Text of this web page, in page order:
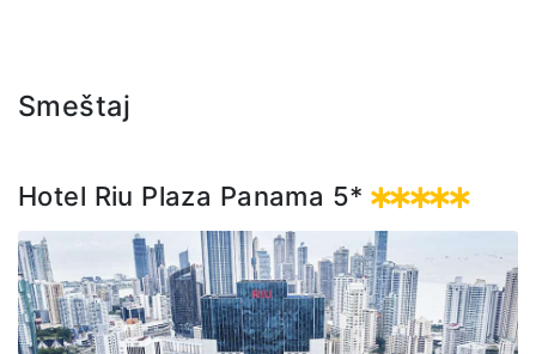
Smeštaj
Hotel Riu Plaza Panama 5*